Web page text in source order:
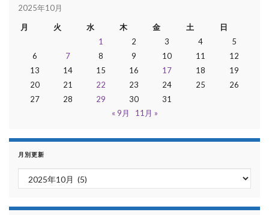
2025年10月
月
火 水 木 金 土
日
1
2 3 4
5
6
7 8 9 10 11
12
13
14 15 16 17 18
19
20
21 22 23 24 25
26
27
28 29 30
31
« 9月
11月 »
月別更新